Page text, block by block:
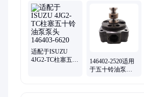
头、输油泵、柱塞、共轨阀组件、喷油器
适配于ISUZU
4JG2-TC柱塞五十
146402-2520适用
于五十铃油泵总